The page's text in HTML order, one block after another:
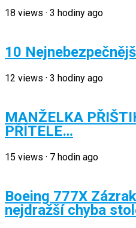
18 views · 3 hodiny ago
10
12 views · 3 hodiny ago
MANŽELKA
PŘÍTELE…
15 views · 7 hodin ago
Boeing 777X
nejdražší chyba